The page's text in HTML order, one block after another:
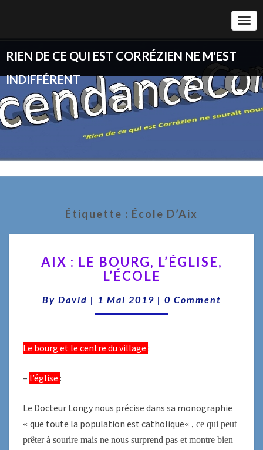
RIEN DE CE QUI EST CORRÉZIEN NE M'EST
INDIFFÉRENT
Étiquette : École D’Aix
:
LE
L’ÉGLISE,
L’ÉCOLE
AIX : LE BOURG, L’ÉGLISE,
L’ÉCOLE
By David | 1 Mai 2019 | Comments
0 Comment
Le bourg et le centre du village :
– l’église :
Le Docteur Longy nous précise dans sa monographie
« que toute la population est catholique« , ce qui peut
prêter à sourire mais ne nous surprend pas et montre bien